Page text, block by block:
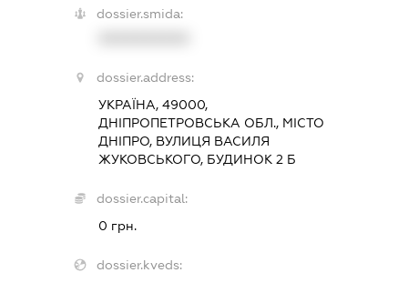
dossier.smida:
dossier.address:
УКРАЇНА, 49000,
ДНІПРОПЕТРОВСЬКА ОБЛ., МІСТО
ДНІПРО, ВУЛИЦЯ ВАСИЛЯ
ЖУКОВСЬКОГО, БУДИНОК 2 Б
dossier.capital:
0 грн.
dossier.kveds: